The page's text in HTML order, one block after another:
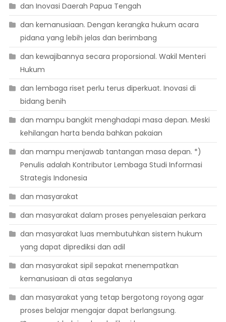
dan Inovasi Daerah Papua Tengah
dan kemanusiaan. Dengan kerangka hukum acara
pidana yang lebih jelas dan berimbang
dan kewajibannya secara proporsional. Wakil Menteri
Hukum
dan lembaga riset perlu terus diperkuat. Inovasi di
bidang benih
dan mampu bangkit menghadapi masa depan. Meski
kehilangan harta benda bahkan pakaian
dan mampu menjawab tantangan masa depan. *)
Penulis adalah Kontributor Lembaga Studi Informasi
Strategis Indonesia
dan masyarakat
dan masyarakat dalam proses penyelesaian perkara
dan masyarakat luas membutuhkan sistem hukum
yang dapat diprediksi dan adil
dan masyarakat sipil sepakat menempatkan
kemanusiaan di atas segalanya
dan masyarakat yang tetap bergotong royong agar
proses belajar mengajar dapat berlangsung.